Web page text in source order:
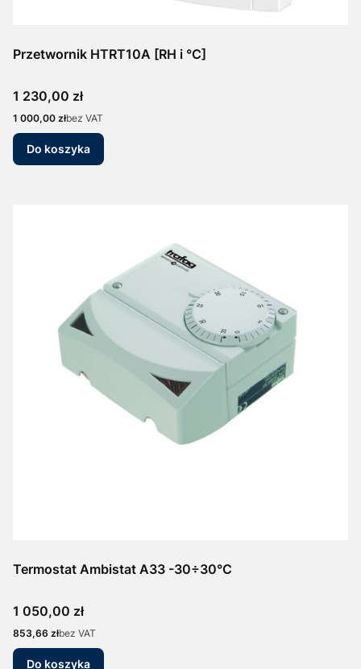
Przetwornik HTRT10A [RH i °C]
Cena
1 230,00 zł
Cena
1 000,00 złbez VAT
Do koszyka
Termostat Ambistat A33 -30÷30°C
Cena
1 050,00 zł
Cena
853,66 złbez VAT
Do koszyka